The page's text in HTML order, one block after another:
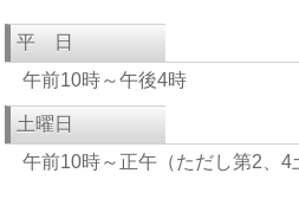
平 日
午前10時～午後4時
土曜日
午前10時～正午（ただし第2、4